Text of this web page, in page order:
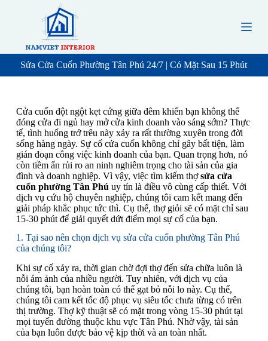
t
c
n
Sửa Cửa Cuốn Phường Tân Phú 24/7 | Có Mặt Sau 15 Phút
Cửa cuốn đột ngột kẹt cứng giữa đêm khiến bạn không thể
đóng cửa đi ngủ hay mở cửa kinh doanh vào sáng sớm? Thực
tế, tình huống trớ trêu này xảy ra rất thường xuyên trong đời
sống hàng ngày. Sự cố cửa cuốn không chỉ gây bất tiện, làm
gián đoạn công việc kinh doanh của bạn. Quan trọng hơn, nó
còn tiềm ẩn rủi ro an ninh nghiêm trọng cho tài sản của gia
đình và doanh nghiệp. Vì vậy, việc tìm kiếm thợsửa cửa
cuốn phường Tân Phú uy tín là điều vô cùng cấp thiết. Với
dịch vụ cứu hộ chuyên nghiệp, chúng tôi cam kết mang đến
giải pháp khắc phục tức thì. Cụ thể, thợ giỏi sẽ có mặt chỉ sau
15-30 phút để giải quyết dứt điểm mọi sự cố của bạn.
1. Tại sao nên chọn dịch vụ sửa cửa cuốn phường Tân Phú
của chúng tôi?
Khi sự cố xảy ra, thời gian chờ đợi thợ đến sửa chữa luôn là
nỗi ám ảnh của nhiều người. Tuy nhiên, với dịch vụ của
chúng tôi, bạn hoàn toàn có thể gạt bỏ nỗi lo này. Cụ thể,
chúng tôi cam kết tốc độ phục vụ siêu tốc chưa từng có trên
thị trường. Thợ kỹ thuật sẽ có mặt trong vòng 15-30 phút tại
mọi tuyến đường thuộc khu vực Tân Phú. Nhờ vậy, tài sản
của bạn luôn được bảo vệ kịp thời và an toàn nhất.